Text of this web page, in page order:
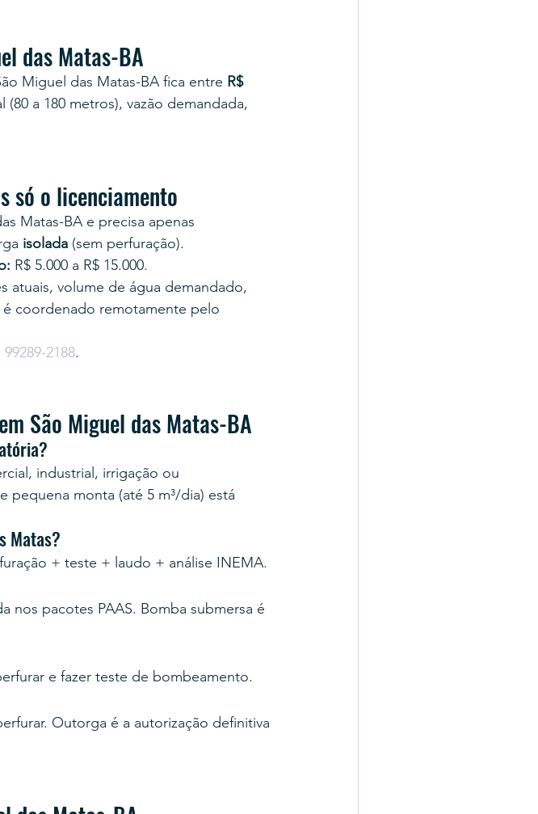
das Matas-BA
Miguel das Matas-BA fica entre R$
a 180 metros), vazão demandada,
só o licenciamento
Matas-BA e precisa apenas
isolada (sem perfuração).
R$ 5.000 a R$ 15.000.
atuais, volume de água demandado,
coordenado remotamente pelo
99289-2188.
São Miguel das Matas-BA
industrial, irrigação ou
monta (até 5 m³/dia) está
Matas?
+ teste + laudo + análise INEMA.
nos pacotes PAAS. Bomba submersa é
e fazer teste de bombeamento.
Outorga é a autorização definitiva